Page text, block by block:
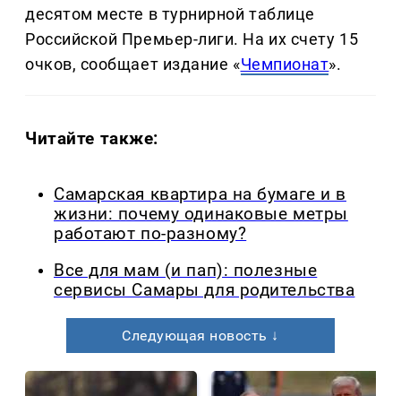
десятом месте в турнирной таблице
Российской Премьер-лиги. На их счету 15
очков, сообщает издание «Чемпионат».
Читайте также:
Самарская квартира на бумаге и в
жизни: почему одинаковые метры
работают по-разному?
Все для мам (и пап): полезные
сервисы Самары для родительства
Следующая новость ↓